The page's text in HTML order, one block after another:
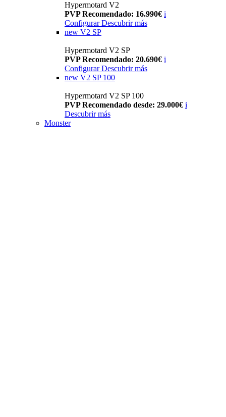
Hypermotard V2
PVP Recomendado: 16.990€ i
Configurar Descubrir más
new V2 SP
Hypermotard V2 SP
PVP Recomendado: 20.690€ i
Configurar Descubrir más
new V2 SP 100
Hypermotard V2 SP 100
PVP Recomendado desde: 29.000€ i
Descubrir más
Monster